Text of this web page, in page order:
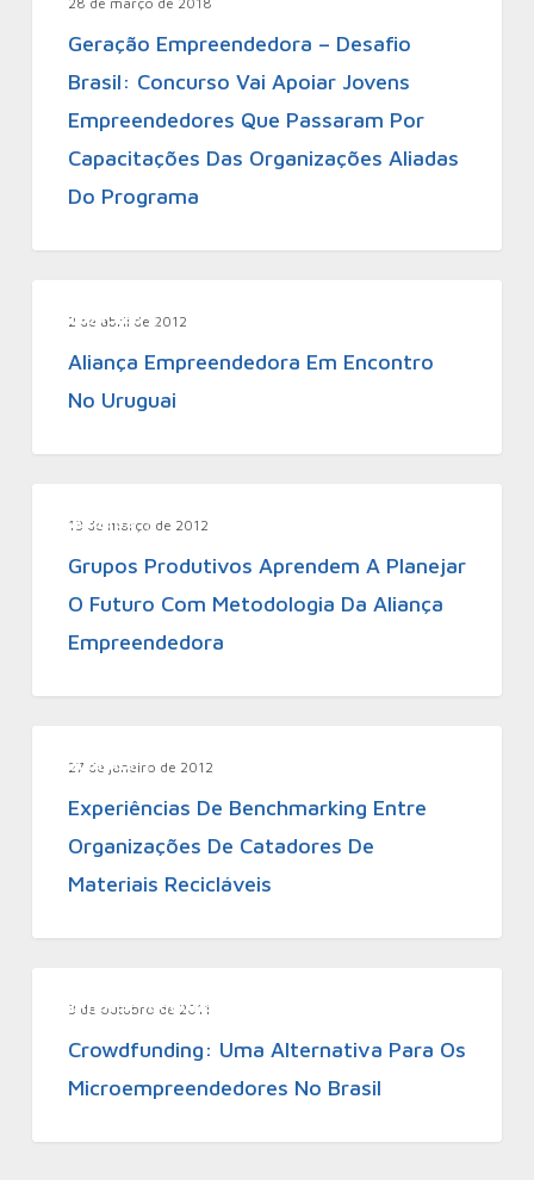
Geração Empreendedora – Desafio
Brasil: Concurso Vai Apoiar Jovens
Empreendedores Que Passaram Por
Capacitações Das Organizações Aliadas
Do Programa
Notícias
2 de abril de 2012
Aliança Empreendedora Em Encontro
No Uruguai
Aliadas
13 de março de 2012
Grupos Produtivos Aprendem A Planejar
O Futuro Com Metodologia Da Aliança
Empreendedora
Aliadas
27 de janeiro de 2012
Experiências De Benchmarking Entre
Organizações De Catadores De
Materiais Recicláveis
Empreendedorismo
3 de outubro de 2011
Crowdfunding: Uma Alternativa Para Os
Microempreendedores No Brasil